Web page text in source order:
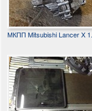
МКПП Mitsubishi Lancer X